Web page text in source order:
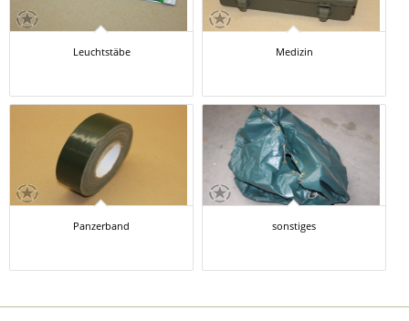
Leuchtstäbe Medizin
Panzerband sonstiges